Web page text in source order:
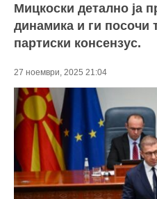
Мицкоски детално ја
динамика и ги посочи
партиски консензус.
27 ноември, 2025 21:04